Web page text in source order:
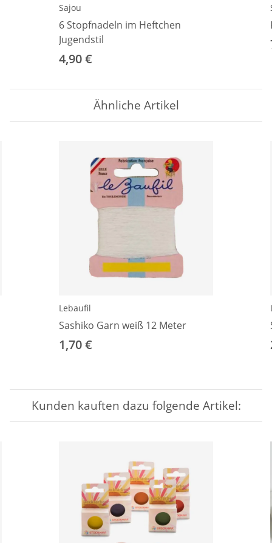
Sajou
6 Stopfnadeln im Heftchen
Jugendstil
4,90 €
Ähnliche Artikel
Lebaufil
Sashiko Garn weiß 12 Meter
1,70 €
Kunden kauften dazu folgende Artikel: